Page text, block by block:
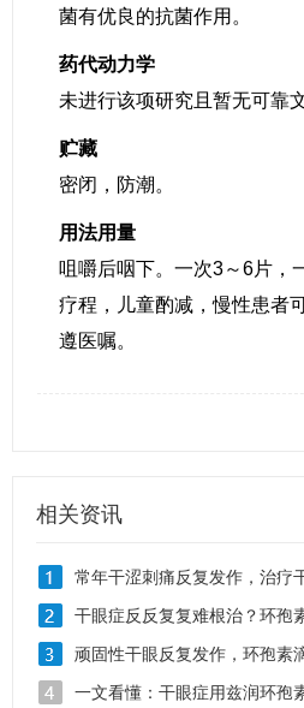
菌有优良的抗菌作用。
药代动力学
未进行该项研究且暂无可靠
贮藏
密闭，防潮。
用法用量
咀嚼后咽下。一次3～6片，
疗程，儿童酌减，慢性患者
遵医嘱。
相关资讯
常年干涩刺痛反复发作，治疗
干眼症反反复复难根治？环孢
些
顽固性干眼反复发作，环孢素
吗
一文看懂：干眼症用兹润环孢